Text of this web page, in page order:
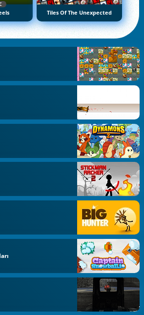
Tiles Of The Unexpected